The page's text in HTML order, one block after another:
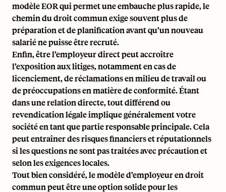
modèle EOR qui permet une embauche plus rapide, le
chemin du droit commun exige souvent plus de
préparation et de planification avant qu’un nouveau
salarié ne puisse être recruté.
Enfin, être l’employeur direct peut accroître
l’exposition aux litiges, notamment en cas de
licenciement, de réclamations en milieu de travail ou
de préoccupations en matière de conformité. Étant
dans une relation directe, tout différend ou
revendication légale implique généralement votre
société en tant que partie responsable principale. Cela
peut entraîner des risques financiers et réputationnels
si les questions ne sont pas traitées avec précaution et
selon les exigences locales.
Tout bien considéré, le modèle d’employeur en droit
commun peut être une option solide pour les